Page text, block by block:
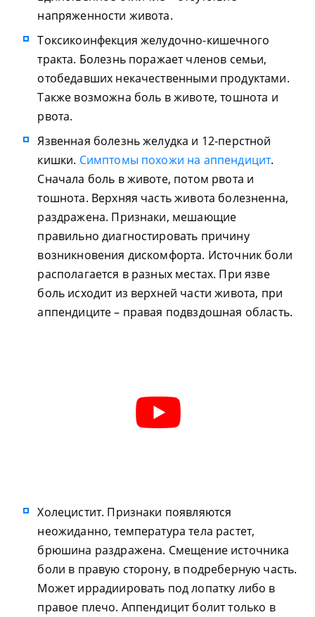
напряженности живота.
Токсикоинфекция желудочно-кишечного
тракта. Болезнь поражает членов семьи,
отобедавших некачественными продуктами.
Также возможна боль в животе, тошнота и
рвота.
Язвенная болезнь желудка и 12-перстной
кишки. Симптомы похожи на аппендицит.
Сначала боль в животе, потом рвота и
тошнота. Верхняя часть живота болезненна,
раздражена. Признаки, мешающие
правильно диагностировать причину
возникновения дискомфорта. Источник боли
располагается в разных местах. При язве
боль исходит из верхней части живота, при
аппендиците – правая подвздошная область.
Холецистит. Признаки появляются
неожиданно, температура тела растет,
брюшина раздражена. Смещение источника
боли в правую сторону, в подреберную часть.
Может иррадиировать под лопатку либо в
правое плечо. Аппендицит болит только в